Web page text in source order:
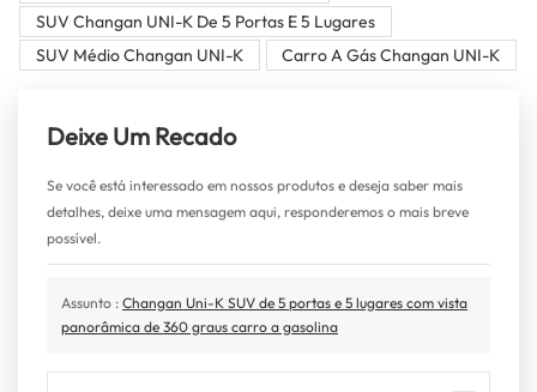
SUV Changan UNI-K De 5 Portas E 5 Lugares
SUV Médio Changan UNI-K
Carro A Gás Changan UNI-K
Deixe Um Recado
Se você está interessado em nossos produtos e deseja saber mais
detalhes, deixe uma mensagem aqui, responderemos o mais breve
possível.
Assunto : Changan Uni-K SUV de 5 portas e 5 lugares com vista
panorâmica de 360 graus carro a gasolina